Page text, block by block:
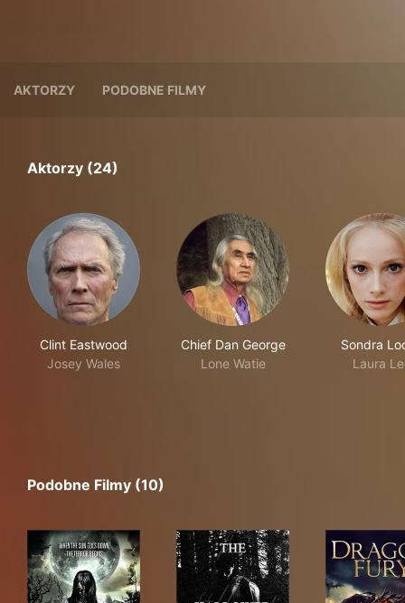
AKTORZY PODOBNE FILMY
Aktorzy (24)
Clint Eastwood
Josey Wales
Chief Dan George
Lone Watie
Sondra
Laura
Podobne Filmy (10)